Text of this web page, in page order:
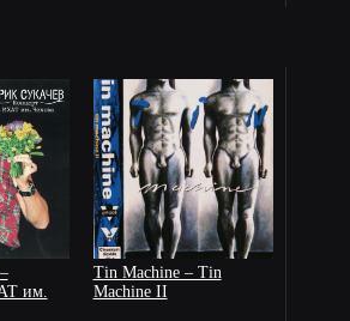
им.
Tin Machine – Tin
Machine II